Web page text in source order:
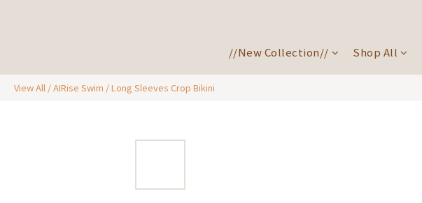
//New Collection// Shop All
View All /AIRise Swim /Long Sleeves Crop Bikini